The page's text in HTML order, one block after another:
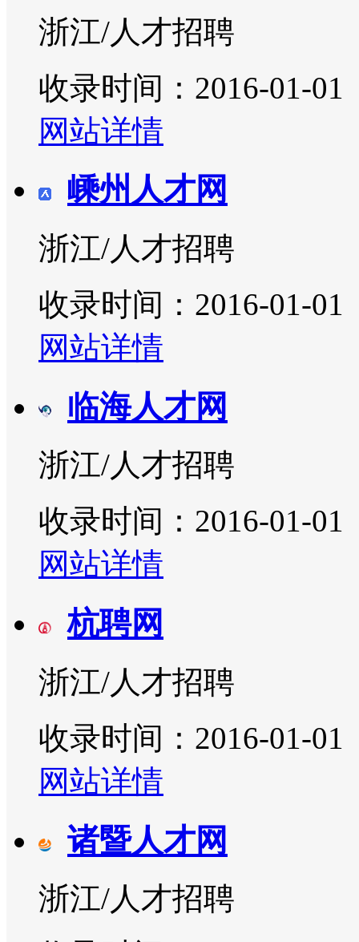
浙江/人才招聘
收录时间：2016-01-01
网站详情
嵊州人才网
浙江/人才招聘
收录时间：2016-01-01
网站详情
临海人才网
浙江/人才招聘
收录时间：2016-01-01
网站详情
杭聘网
浙江/人才招聘
收录时间：2016-01-01
网站详情
诸暨人才网
浙江/人才招聘